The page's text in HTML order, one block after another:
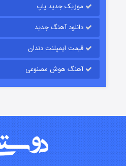
قسمت۲ (دوبله)
موزیک جدید پاپ
دانلود آهنگ جدید
قیمت ایمپلنت دندان
آهنگ هوش مصنوعی